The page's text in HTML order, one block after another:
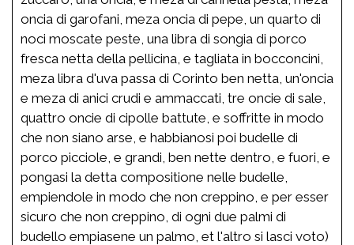
oncia di garofani, meza oncia di pepe, un quarto di
noci moscate peste, una libra di songia di porco
fresca netta della pellicina, e tagliata in bocconcini,
meza libra d'uva passa di Corinto ben netta, un'oncia
e meza di anici crudi e ammaccati, tre oncie di sale,
quattro oncie di cipolle battute, e soffritte in modo
che non siano arse, e habbianosi poi budelle di
porco picciole, e grandi, ben nette dentro, e fuori, e
pongasi la detta compositione nelle budelle,
empiendole in modo che non creppino, e per esser
sicuro che non creppino, di ogni due palmi di
budello empiasene un palmo, et l'altro si lasci voto)